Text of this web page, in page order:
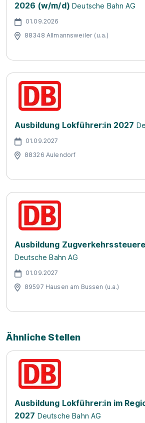
2026 (w/m/d) Deutsche Bahn AG
01.09.2026
88348 Allmannsweiler (u.a.)
Ausbildung Lokführer:in 2027
01.09.2027
88326 Aulendorf
Ausbildung
Deutsche Bahn AG
01.09.2027
89597 Hausen am Bussen (u.a.)
Ähnliche Stellen
Ausbildung Lokführer:in im
2027 Deutsche Bahn AG